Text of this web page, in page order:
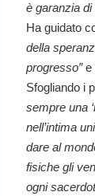
è garanzia di
Ha guidato
della
progresso”e
Sfogliando i
sempre una
nell’intima
dare al
fisiche gli
ogni